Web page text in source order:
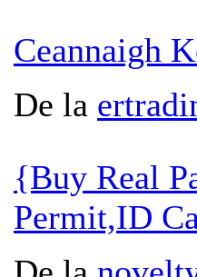
Ceannaigh
De la
{Buy Real
Permit,ID